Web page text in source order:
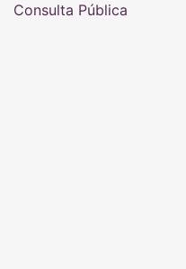
Consulta Pública